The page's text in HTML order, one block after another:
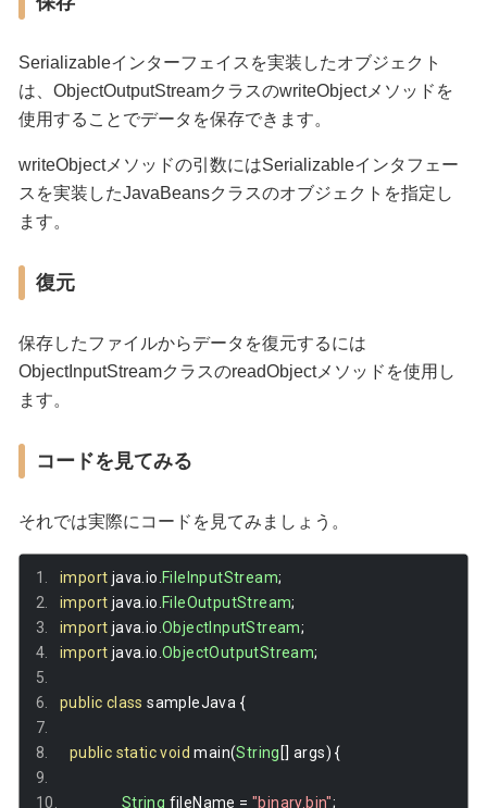
Serializableインターフェイスを実装したオブジェクト
は、ObjectOutputStreamクラスのwriteObjectメソッドを
使用することでデータを保存できます。
writeObjectメソッドの引数にはSerializableインタフェー
スを実装したJavaBeansクラスのオブジェクトを指定し
ます。
復元
保存したファイルからデータを復元するには
ObjectInputStreamクラスのreadObjectメソッドを使用し
ます。
コードを見てみる
それでは実際にコードを見てみましょう。
import java io FileInputStream;
import java io FileOutputStream;
import java io .ObjectInputStream;
import java io .ObjectOutputStream;
public class sampleJava {
public static void main(String [] args) {
String fileName = "binary.bin";